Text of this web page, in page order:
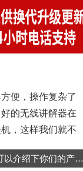
便，操作复杂了
的无线讲解器在
，这样我们就不
可以介绍下你们的产品么